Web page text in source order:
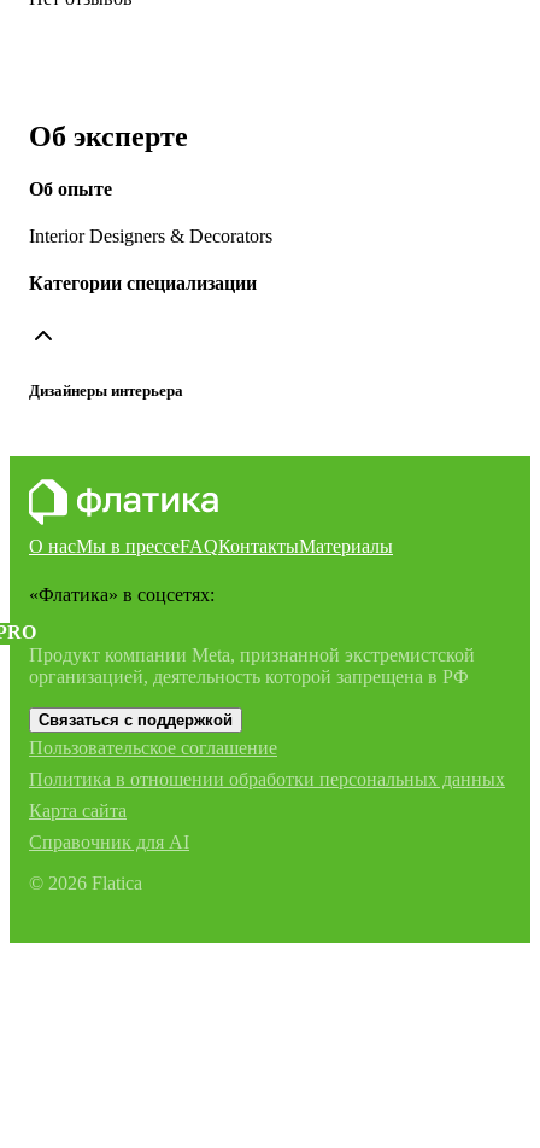
Об эксперте
Об опыте
Interior Designers & Decorators
Категории специализации
Дизайнеры интерьера
О насМы в прессеFAQКонтактыМатериалы
«Флатика» в соцсетях:
Продукт компании Meta, признанной экстремистской
организацией, деятельность которой запрещена в РФ
Связаться с поддержкой
Пользовательское соглашение
Политика в отношении обработки персональных данных
Карта сайта
Справочник для AI
© 2026 Flatica